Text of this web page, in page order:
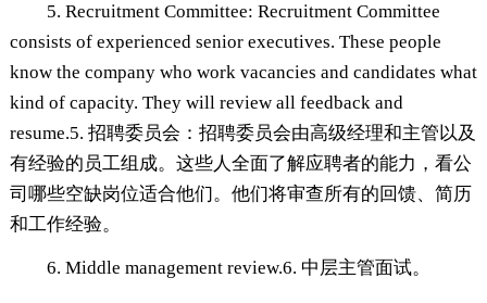
5. Recruitment Committee: Recruitment Committee
consists of experienced senior executives. These people
know the company who work vacancies and candidates what
kind of capacity. They will review all feedback and
resume.5. 招聘委员会：招聘委员会由高级经理和主管以及
有经验的员工组成。这些人全面了解应聘者的能力，看公
司哪些空缺岗位适合他们。他们将审查所有的回馈、简历
和工作经验。
6. Middle management review.6. 中层主管面试。